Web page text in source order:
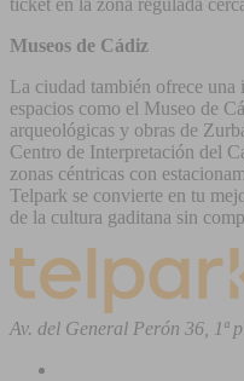
ticket en la zona regulada
Museos de Cádiz
La ciudad también ofrece
espacios como el Museo de
arqueológicas y obras de
Centro de Interpretación del
zonas céntricas con
Telpark se convierte en tu
de la cultura gaditana sin
Av. del General Perón 36, 1ª